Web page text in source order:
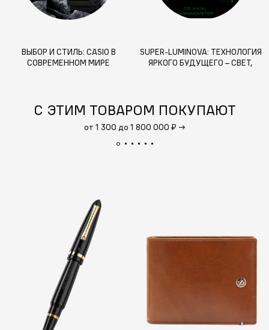
ВЫБОР И СТИЛЬ: CASIO В
СОВРЕМЕННОМ МИРЕ
SUPER-LUMINOVA: ТЕХНОЛОГИЯ
ЯРКОГО БУДУЩЕГО – СВЕТ,
С ЭТИМ ТОВАРОМ ПОКУПАЮТ
от 1 300 до 1 800 000 ₽ →